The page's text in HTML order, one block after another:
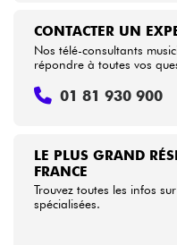
LE PLUS GRAND
FRANCE
Trouvez toutes les infos
spécialisées.
CONTACTER UN
Nos télé-consultants
répondre à toutes vos
01 81 930 900